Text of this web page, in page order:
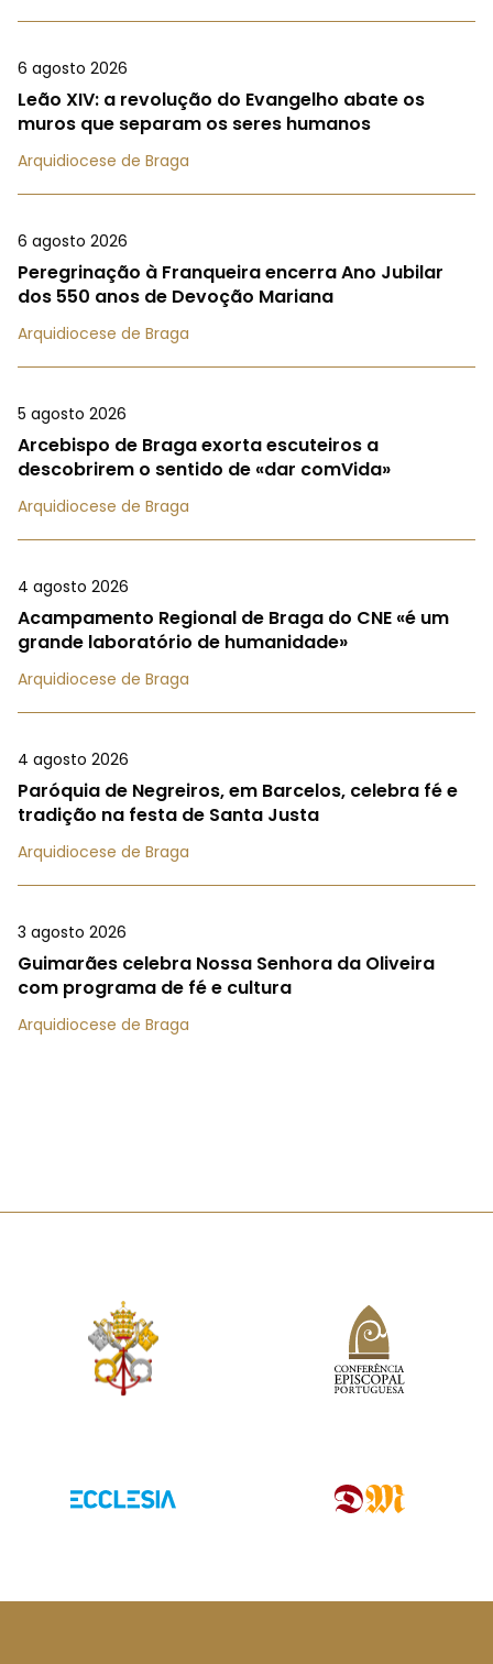
6 agosto 2026
Leão XIV: a revolução do Evangelho abate os
muros que separam os seres humanos
Arquidiocese de Braga
6 agosto 2026
Peregrinação à Franqueira encerra Ano Jubilar
dos 550 anos de Devoção Mariana
Arquidiocese de Braga
5 agosto 2026
Arcebispo de Braga exorta escuteiros a
descobrirem o sentido de «dar comVida»
Arquidiocese de Braga
4 agosto 2026
Acampamento Regional de Braga do CNE «é um
grande laboratório de humanidade»
Arquidiocese de Braga
4 agosto 2026
Paróquia de Negreiros, em Barcelos, celebra fé e
tradição na festa de Santa Justa
Arquidiocese de Braga
3 agosto 2026
Guimarães celebra Nossa Senhora da Oliveira
com programa de fé e cultura
Arquidiocese de Braga